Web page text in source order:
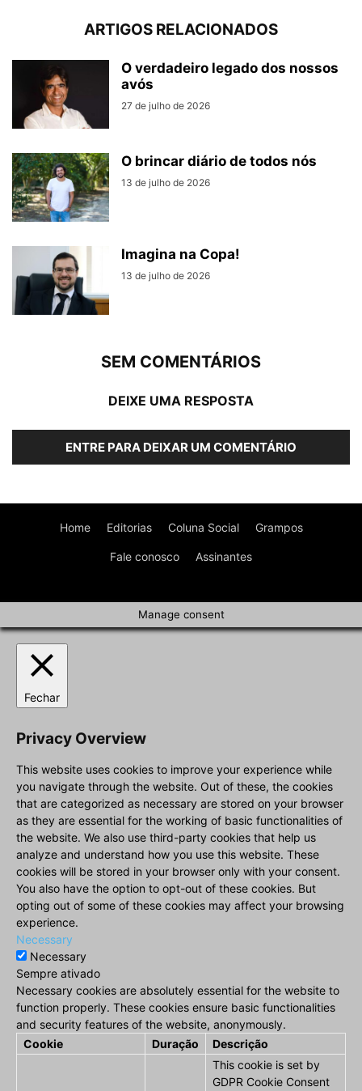
ARTIGOS RELACIONADOS
O verdadeiro legado dos nossos
avós
27 de julho de 2026
O brincar diário de todos nós
13 de julho de 2026
Imagina na Copa!
13 de julho de 2026
SEM COMENTÁRIOS
DEIXE UMA RESPOSTA
ENTRE PARA DEIXAR UM COMENTÁRIO
Home Editorias Coluna Social Grampos
Fale conosco Assinantes
Manage consent
Fechar
Privacy Overview
This website uses cookies to improve your experience while
you navigate through the website. Out of these, the cookies
that are categorized as necessary are stored on your browser
as they are essential for the working of basic functionalities of
the website. We also use third-party cookies that help us
analyze and understand how you use this website. These
cookies will be stored in your browser only with your consent.
You also have the option to opt-out of these cookies. But
opting out of some of these cookies may affect your browsing
experience.
Necessary
Necessary
Sempre ativado
Necessary cookies are absolutely essential for the website to
function properly. These cookies ensure basic functionalities
and security features of the website, anonymously.
Cookie
Duração Descrição
This cookie is set by
GDPR Cookie Consent